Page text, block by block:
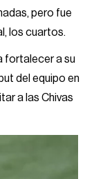
pero fue
los cuartos.
fortalecer a su
del equipo en
a las Chivas